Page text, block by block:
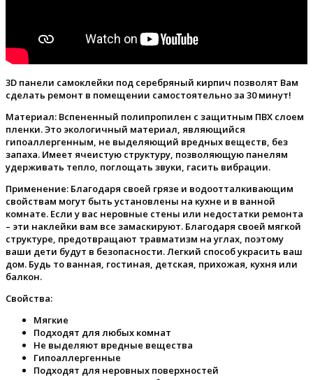
3D панели самоклейки под серебряный кирпич позволят Вам
сделать ремонт в помещении самостоятельно за 30 минут!
Материал: Вспененный полипропилен с защитным ПВХ слоем
пленки. Это экологичный материал, являющийся
гипоаллергенным, не выделяющий вредных веществ, без
запаха. Имеет ячеистую структуру, позволяющую панелям
удерживать тепло, поглощать звуки, гасить вибрации.
Применение: Благодаря своей грязе и водоотталкивающим
свойствам могут быть установлены на кухне и в ванной
комнате. Если у вас неровные стены или недостатки ремонта
– эти наклейки вам все замаскируют. Благодаря своей мягкой
структуре, предотвращают травматизм на углах, поэтому
ваши дети будут в безопасности. Легкий способ украсить ваш
дом. Будь то ванная, гостиная, детская, прихожая, кухня или
балкон.
Свойства:
Мягкие
Подходят для любых комнат
Не выделяют вредные вещества
Гипоаллергенные
Подходят для неровных поверхностей